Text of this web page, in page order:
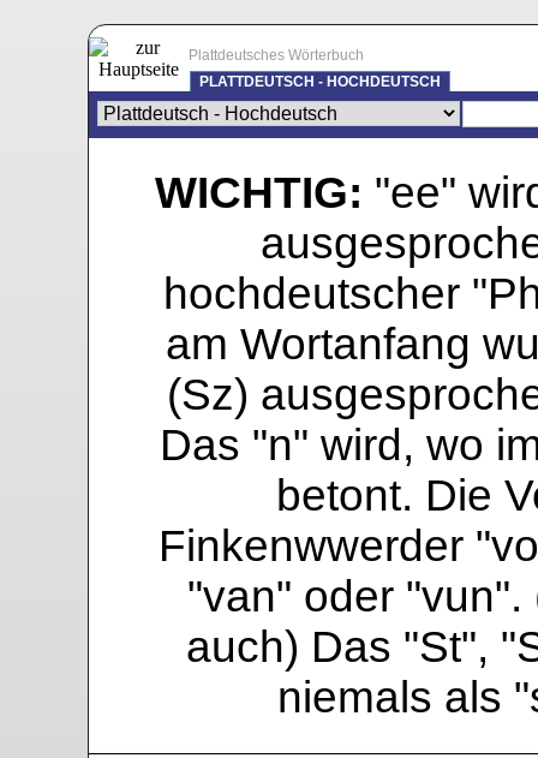
Plattdeutsches Wörterbuch
PLATTDEUTSCH - HOCHDEUTSCH
WICHTIG: "ee"
hochdeutscher
am Wortanfang
(Sz)
Das "n" wird, wo
betont. Die
Finkenwwerder
"van" oder "vun".
auch) Das "St",
niemals als